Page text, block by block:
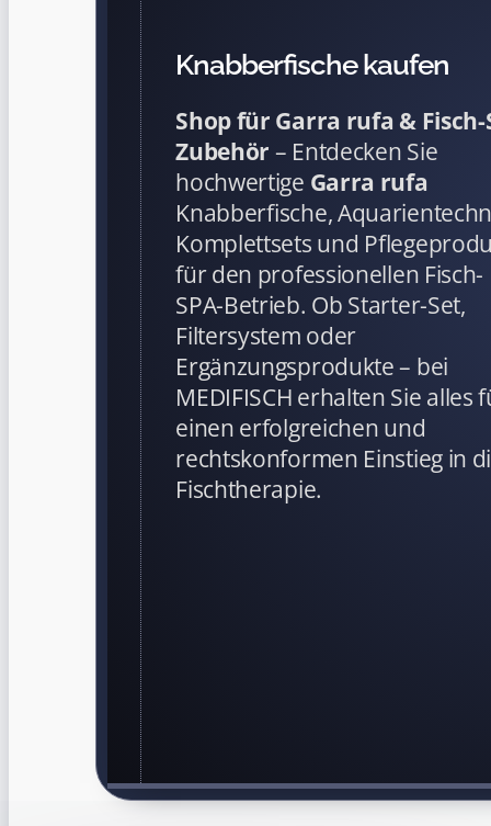
Knabberfische kaufen
Shop für Garra rufa & Fisch-
Zubehör – Entdecken Sie
hochwertige Garra rufa
Knabberfische,
Komplettsets und
für den professionellen Fisch-
SPA-Betrieb. Ob Starter-Set,
Filtersystem oder
Ergänzungsprodukte – bei
MEDIFISCH erhalten Sie alles
einen erfolgreichen und
rechtskonformen Einstieg in
Fischtherapie.